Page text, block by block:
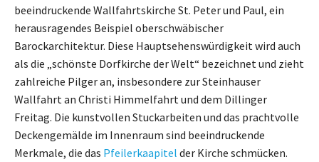
beeindruckende Wallfahrtskirche St. Peter und Paul, ein
herausragendes Beispiel oberschwäbischer
Barockarchitektur. Diese Hauptsehenswürdigkeit wird auch
als die „schönste Dorfkirche der Welt“ bezeichnet und zieht
zahlreiche Pilger an, insbesondere zur Steinhauser
Wallfahrt an Christi Himmelfahrt und dem Dillinger
Freitag. Die kunstvollen Stuckarbeiten und das prachtvolle
Deckengemälde im Innenraum sind beeindruckende
Merkmale, die das Pfeilerkaapitel der Kirche schmücken.